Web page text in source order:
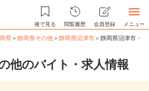
後で見る 閲覧履歴 会員登録 メニュー
県＞静岡県その他＞静岡県沼津市＞静岡県沼津市・
他のバイト・求人情報